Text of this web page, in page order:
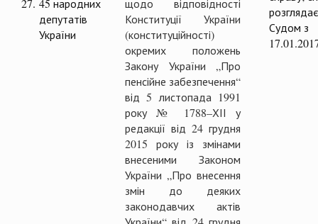
Судом з
депутатів
України
Конституції України
(конституційності)
окремих положень
Закону України „Про
пенсійне забезпечення“
від 5 листопада 1991
року № 1788–ХІІ у
редакції від 24 грудня
2015 року із змінами
внесеними Законом
України „Про внесення
змін до деяких
законодавчих актів